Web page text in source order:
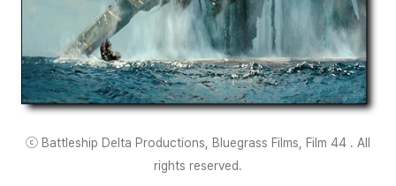
ⓒ Battleship Delta Productions, Bluegrass Films, Film 44 . All
rights reserved.